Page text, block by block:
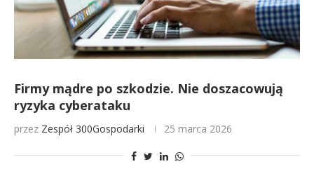
Firmy mądre po szkodzie. Nie doszacowują
ryzyka cyberataku
przez Zespół 300Gospodarki 25 marca 2026